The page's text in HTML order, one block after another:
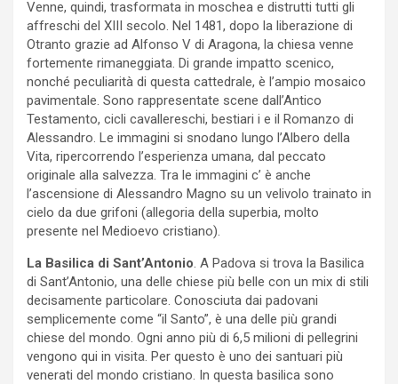
Venne, quindi, trasformata in moschea e distrutti tutti gli
affreschi del XIII secolo. Nel 1481, dopo la liberazione di
Otranto grazie ad Alfonso V di Aragona, la chiesa venne
fortemente rimaneggiata. Di grande impatto scenico,
nonché peculiarità di questa cattedrale, è l’ampio mosaico
pavimentale. Sono rappresentate scene dall’Antico
Testamento, cicli cavallereschi, bestiari i e il Romanzo di
Alessandro. Le immagini si snodano lungo l’Albero della
Vita, ripercorrendo l’esperienza umana, dal peccato
originale alla salvezza. Tra le immagini c’ è anche
l’ascensione di Alessandro Magno su un velivolo trainato in
cielo da due grifoni (allegoria della superbia, molto
presente nel Medioevo cristiano).
La Basilica di Sant’Antonio. A Padova si trova la Basilica
di Sant’Antonio, una delle chiese più belle con un mix di stili
decisamente particolare. Conosciuta dai padovani
semplicemente come “il Santo”, è una delle più grandi
chiese del mondo. Ogni anno più di 6,5 milioni di pellegrini
vengono qui in visita. Per questo è uno dei santuari più
venerati del mondo cristiano. In questa basilica sono